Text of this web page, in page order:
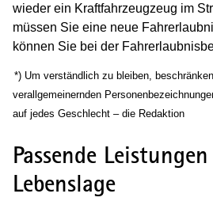
wieder ein Kraftfahrzeugzeug im
müssen Sie eine neue
können Sie bei der
(Wird in einem neuen Fenster
*) Um verständlich zu bleiben,
verallgemeinernden
auf jedes Geschlecht – die Redaktion
Passende
Lebenslage